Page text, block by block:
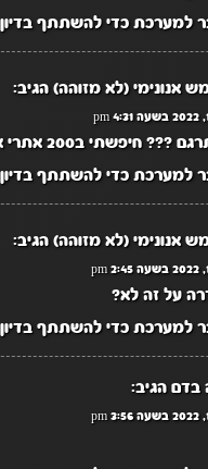
למערכת כדי להשתתף בדיון
אנונימי (לא מזוהה) הגיב:
חיפשתי ב200 אתרי אנימה ולא מצאתי
למערכת כדי להשתתף בדיון
אנונימי (לא מזוהה) הגיב:
על זה לא?
למערכת כדי להשתתף בדיון
בדם הגיב: